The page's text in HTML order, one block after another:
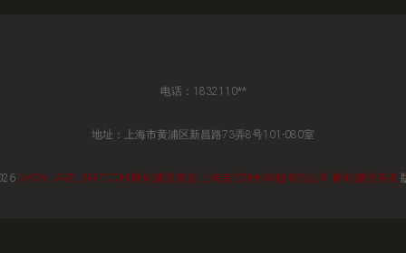
电话：1832110**
地址：上海市黄浦区新昌路73弄8号101-080室
WWW.JAVELIN-IP.COM 网站建设开发 上海音宝软件科技有限公司 网站建设开发